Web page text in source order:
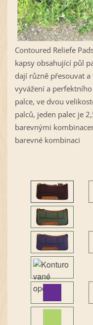
Contoured Reliefe
kapsy obsahující půl
dají různě přesouvat
vyvážení a
palce, ve dvou
palců, jeden palec je
barevnými
barevné kombinaci